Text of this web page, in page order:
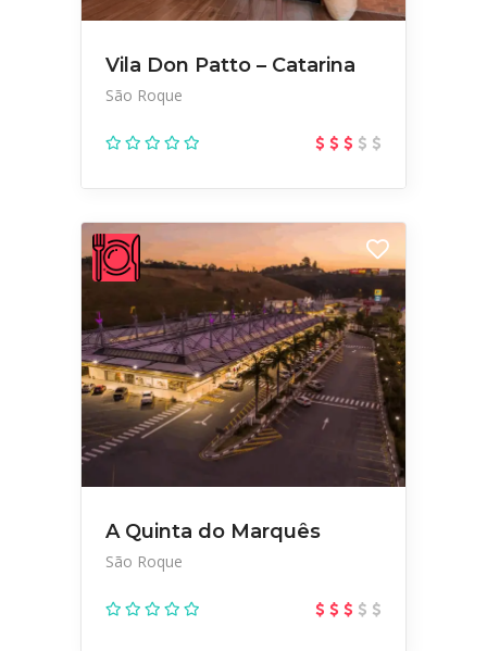
Vila Don Patto – Catarina
São Roque
A Quinta do Marquês
São Roque